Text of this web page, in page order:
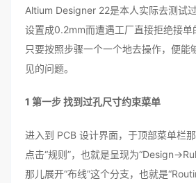
Altium Designer 22是本人实际去测试
设置成0.2mm而遭遇工厂直接拒绝接单
只要按照步骤一个一个地去操作，便能
见的问题。
1 第一步 找到过孔尺寸约束菜单
进入到 PCB 设计界面，于顶部菜单栏
点击“规则”，也就是呈现为
那儿展开“布线”这个分支，也就是